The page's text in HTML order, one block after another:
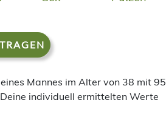
Mannes im Alter von 38 mit 95
individuell ermittelten Werte